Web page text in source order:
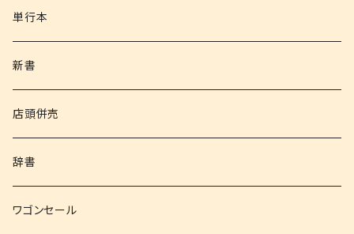
書籍以外
単行本
新書
店頭併売
辞書
ワゴンセール